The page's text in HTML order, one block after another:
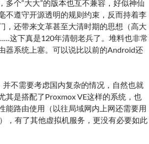
多个“大大”的版本也互不兼容，好似神仙
不遵守开源透明的规则约束，反而持着李
，还带来文革甚至大清时期的思想（高大
这下真是120年清朝老兵了。堆料也非常
器系统上塞。可以说比以前的Android还
不需要考虑国内复杂的情况，自然也就
其是搭配了Proxmox VE这样的系统，也
能路由使用（以往局域网内上网还需要用
，有了其他虚拟机服务，更没有必要如此